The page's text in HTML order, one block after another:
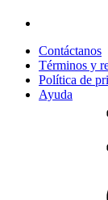
Contáctanos
Términos y
Política de
Ayuda